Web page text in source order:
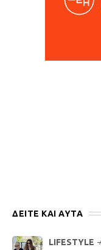
ΔΕΙΤΕ ΚΑΙ ΑΥΤΆ
LIFESTYLE